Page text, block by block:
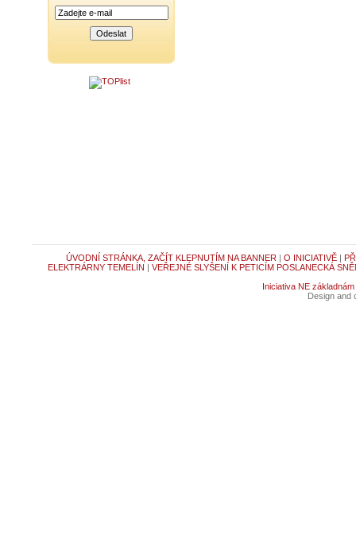
ÚVODNÍ STRÁNKA, ZAČÍT KLEPNUTÍM NA BANNER | O INICIATIVĚ|
ELEKTRÁRNY TEMELÍN | VEŘEJNÉ SLYŠENÍ K PETICÍM POSLANECKÁ
Iniciativa NE základnám
Design and